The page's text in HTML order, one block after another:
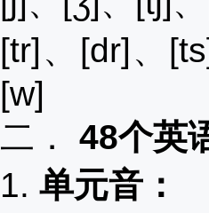
[tr]、[dr]、
[w]
二． 48个英
1. 单元音：